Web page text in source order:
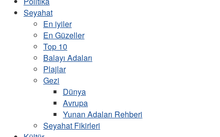
Seyahat
En iyiler
En Güzeller
Top 10
Balayı Adaları
Plajlar
Gezi
Dünya
Avrupa
Yunan Adaları Rehberi
Seyahat Fikirleri